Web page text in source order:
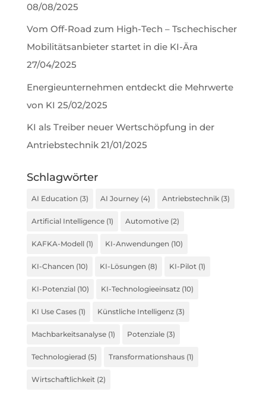
08/08/2025
Vom Off-Road zum High-Tech – Tschechischer
Mobilitätsanbieter startet in die KI-Ära
27/04/2025
Energieunternehmen entdeckt die Mehrwerte
von KI 25/02/2025
KI als Treiber neuer Wertschöpfung in der
Antriebstechnik 21/01/2025
Schlagwörter
AI Education (3) AI Journey(4) Antriebstechnik(3)
Artificial Intelligence(1) Automotive(2)
KAFKA-Modell(1) KI-Anwendungen (10)
KI-Chancen (10) KI-Lösungen (8) KI-Pilot(1)
KI-Potenzial(10) KI-Technologieeinsatz(10)
KI Use Cases(1) Künstliche Intelligenz(3)
Machbarkeitsanalyse(1) Potenziale(3)
Technologierad (5) Transformationshaus(1)
Wirtschaftlichkeit(2)